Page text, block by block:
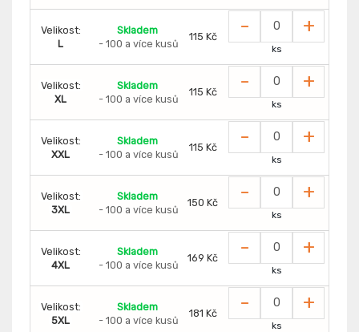
Velikost:
L
Skladem
- 100 a více kusů
115 Kč - +
ks
Velikost:
XL
Skladem
- 100 a více kusů
115 Kč - +
ks
Velikost:
XXL
Skladem
- 100 a více kusů
115 Kč - +
ks
Velikost:
3XL
Skladem
- 100 a více kusů
150 Kč - +
ks
Velikost:
4XL
Skladem
- 100 a více kusů
169 Kč - +
ks
Velikost:
5XL
Skladem
- 100 a více kusů
181 Kč - +
ks